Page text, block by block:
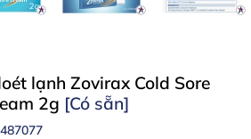
lạnh Zovirax Cold Sore
2g [Có sẵn]